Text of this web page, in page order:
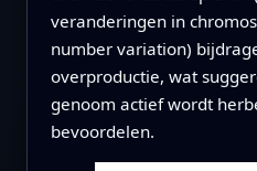
veranderingen in
number variation)
overproductie, wat
genoom actief wordt
bevoordelen.